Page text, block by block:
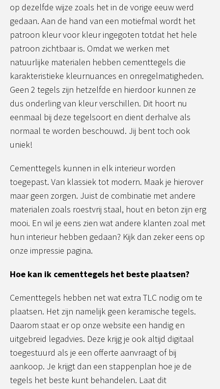
op dezelfde wijze zoals het in de vorige eeuw werd
gedaan. Aan de hand van een motiefmal wordt het
patroon kleur voor kleur ingegoten totdat het hele
patroon zichtbaar is. Omdat we werken met
natuurlijke materialen hebben cementtegels die
karakteristieke kleurnuances en onregelmatigheden.
Geen 2 tegels zijn hetzelfde en hierdoor kunnen ze
dus onderling van kleur verschillen. Dit hoort nu
eenmaal bij deze tegelsoort en dient derhalve als
normaal te worden beschouwd. Jij bent toch ook
uniek!
Cementtegels kunnen in elk interieur worden
toegepast. Van klassiek tot modern. Maak je hierover
maar geen zorgen. Juist de combinatie met andere
materialen zoals roestvrij staal, hout en beton zijn erg
mooi. En wil je eens zien wat andere klanten zoal met
hun interieur hebben gedaan? Kijk dan zeker eens op
onze impressie pagina.
Hoe kan ik cementtegels het beste plaatsen?
Cementtegels hebben net wat extra TLC nodig om te
plaatsen. Het zijn namelijk geen keramische tegels.
Daarom staat er op onze website een handig en
uitgebreid legadvies. Deze krijg je ook altijd digitaal
toegestuurd als je een offerte aanvraagt of bij
aankoop. Je krijgt dan een stappenplan hoe je de
tegels het beste kunt behandelen. Laat dit